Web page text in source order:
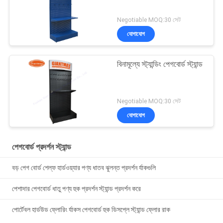
Negotiable MOQ:30 সেট
যোগাযোগ
বিনামূল্যে স্ট্যান্ডিং পেগবোর্ড স্ট্যান্ড
Negotiable MOQ:30 সেট
যোগাযোগ
পেগবোর্ড প্রদর্শন স্ট্যান্ড
বড় পেগ বোর্ড শেল্ফ হার্ডওয়্যার পণ্য ধাতব ঝুলন্ত প্রদর্শন র্যাকগুলি
পেশাদার পেগবোর্ড ধাতু পণ্য হুক প্রদর্শন স্ট্যান্ড প্রদর্শন করে
পোর্টেবল হার্ডউড ফ্লোরিং র্যাকস পেগবোর্ড হুক ডিসপ্লে স্ট্যান্ড ফ্লোর রাক